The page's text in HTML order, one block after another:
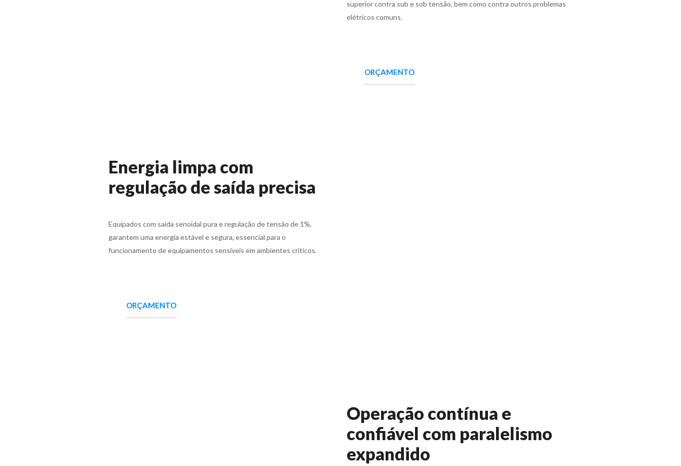
superior contra sub e sob tensão, bem como contra outros problemas
elétricos comuns.
ORÇAMENTO
Energia limpa com
regulação de saída precisa
Equipados com saída senoidal pura e regulação de tensão de 1%,
garantem uma energia estável e segura, essencial para o
funcionamento de equipamentos sensíveis em ambientes críticos.
ORÇAMENTO
Operação contínua e
confiável com paralelismo
expandido